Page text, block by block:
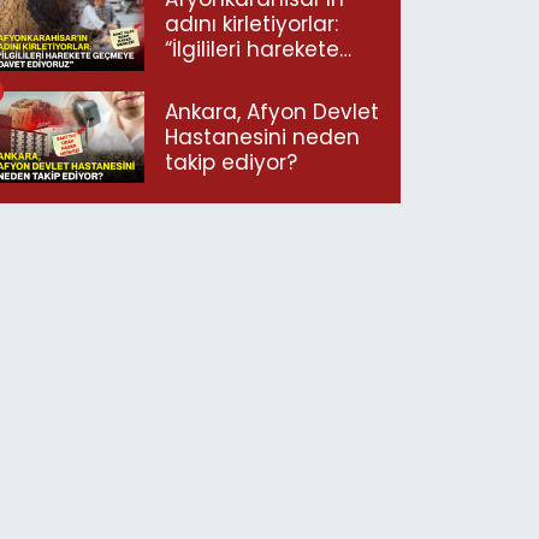
adını kirletiyorlar:
“İlgilileri harekete
ediyoruz”
Ankara, Afyon Devlet
Hastanesini neden
takip ediyor?